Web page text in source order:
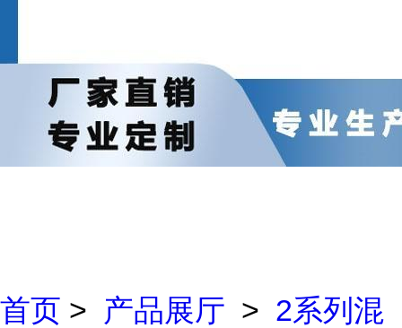
首页 > 产品展厅 > 2系列混